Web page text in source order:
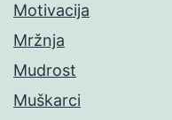
Motivacija
Mržnja
Mudrost
Muškarci